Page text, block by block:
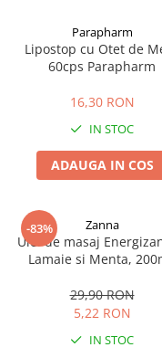
Sanatatea ochilor
Hepato-biliare
Glanda tiroida
Probleme renale
Prostata, urologie
Sistemul osos
Produse naturiste
Antiinflamator
Antioxidanti
Antitumorale
Indulcitori
Miere
Bomboane
Gume de mestecat
Siropuri, gemuri
Ciocolata
Miere Manuka
Mancare sanatoasa
Leguminoase
Paine, faina si mixuri
Geluri de dus naturale
Vopsele
Produse de uz casnic
Produse pentru bucatarie
Produse igienizare
Deodorante
Igiena orala
Protectie antivirala
Sare de baie
Detergenti Bio
Parapharm
Lipostop cu Otet de
60cps Parapharm
16,30 RON
IN STOC
ADAUGA IN COS
-83% Zanna
Ulei de masaj
Lamaie si Menta,
29,90 RON
5,22 RON
IN STOC